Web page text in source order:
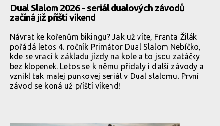
Dual Slalom 2026 - seriál dualových závodů
začíná již příští víkend
Návrat ke kořenům bikingu? Jak už víte, Franta Žilák
pořádá letos 4. ročník Primátor Dual Slalom Nebíčko,
kde se vrací k základu jízdy na kole a to jsou zatáčky
bez klopenek. Letos se k němu přidaly i další závody a
vznikl tak malej punkovej seriál v Dual slalomu. První
závod se koná už příští víkend!